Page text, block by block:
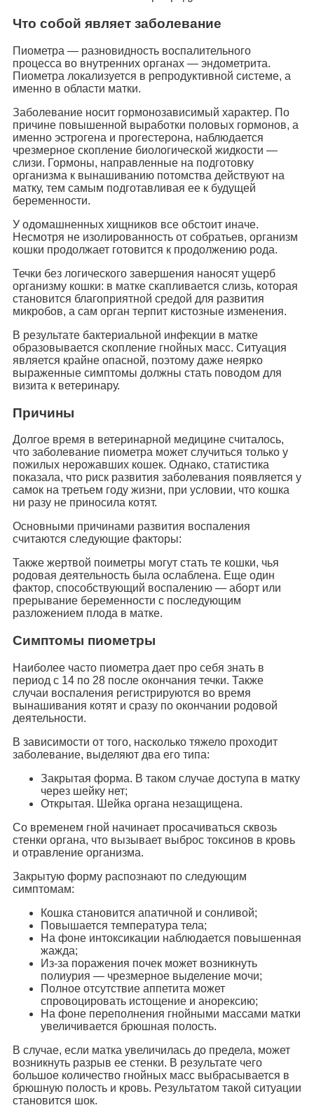
Что собой являет заболевание
Пиометра — разновидность воспалительного
процесса во внутренних органах — эндометрита.
Пиометра локализуется в репродуктивной системе, а
именно в области матки.
Заболевание носит гормонозависимый характер. По
причине повышенной выработки половых гормонов, а
именно эстрогена и прогестерона, наблюдается
чрезмерное скопление биологической жидкости —
слизи. Гормоны, направленные на подготовку
организма к вынашиванию потомства действуют на
матку, тем самым подготавливая ее к будущей
беременности.
У одомашненных хищников все обстоит иначе.
Несмотря не изолированность от собратьев, организм
кошки продолжает готовится к продолжению рода.
Течки без логического завершения наносят ущерб
организму кошки: в матке скапливается слизь, которая
становится благоприятной средой для развития
микробов, а сам орган терпит кистозные изменения.
В результате бактериальной инфекции в матке
образовывается скопление гнойных масс. Ситуация
является крайне опасной, поэтому даже неярко
выраженные симптомы должны стать поводом для
визита к ветеринару.
Причины
Долгое время в ветеринарной медицине считалось,
что заболевание пиометра может случиться только у
пожилых нерожавших кошек. Однако, статистика
показала, что риск развития заболевания появляется у
самок на третьем году жизни, при условии, что кошка
ни разу не приносила котят.
Основными причинами развития воспаления
считаются следующие факторы:
Также жертвой поиметры могут стать те кошки, чья
родовая деятельность была ослаблена. Еще один
фактор, способствующий воспалению — аборт или
прерывание беременности с последующим
разложением плода в матке.
Симптомы пиометры
Наиболее часто пиометра дает про себя знать в
период с 14 по 28 после окончания течки. Также
случаи воспаления регистрируются во время
вынашивания котят и сразу по окончании родовой
деятельности.
В зависимости от того, насколько тяжело проходит
заболевание, выделяют два его типа:
Закрытая форма. В таком случае доступа в матку
через шейку нет;
Открытая. Шейка органа незащищена.
Со временем гной начинает просачиваться сквозь
стенки органа, что вызывает выброс токсинов в кровь
и отравление организма.
Закрытую форму распознают по следующим
симптомам:
Кошка становится апатичной и сонливой;
Повышается температура тела;
На фоне интоксикации наблюдается повышенная
жажда;
Из-за поражения почек может возникнуть
полиурия — чрезмерное выделение мочи;
Полное отсутствие аппетита может
спровоцировать истощение и анорексию;
На фоне переполнения гнойными массами матки
увеличивается брюшная полость.
В случае, если матка увеличилась до предела, может
возникнуть разрыв ее стенки. В результате чего
большое количество гнойных масс выбрасывается в
брюшную полость и кровь. Результатом такой ситуации
становится шок.